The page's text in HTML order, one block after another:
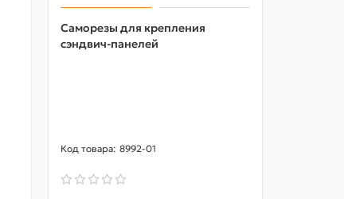
Саморезы для крепления
сэндвич-панелей
8992-01